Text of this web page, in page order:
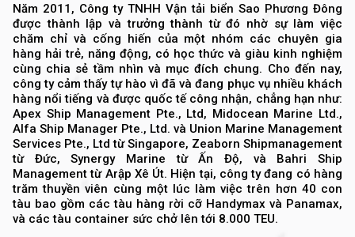
Năm 2011, Công ty TNHH Vận tải biển Sao Phương Đông
được thành lập và trưởng thành từ đó nhờ sự làm việc
chăm chỉ và cống hiến của một nhóm các chuyên gia
hàng hải trẻ, năng động, có học thức và giàu kinh nghiệm
cùng chia sẻ tầm nhìn và mục đích chung. Cho đến nay,
công ty cảm thấy tự hào vì đã và đang phục vụ nhiều khách
hàng nổi tiếng và được quốc tế công nhận, chẳng hạn như:
Apex Ship Management Pte., Ltd, Midocean Marine Ltd.,
Alfa Ship Manager Pte., Ltd. và Union Marine Management
Services Pte., Ltd từ Singapore, Zeaborn Shipmanagement
từ Đức, Synergy Marine từ Ấn Độ, và Bahri Ship
Management từ Arập Xê Út. Hiện tại, công ty đang có hàng
trăm thuyền viên cùng một lúc làm việc trên hơn 40 con
tàu bao gồm các tàu hàng rời cỡ Handymax và Panamax,
và các tàu container sức chở lên tới 8.000 TEU.